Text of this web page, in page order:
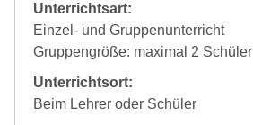
Unterrichtsart:
Einzel- und Gruppenunterricht
Gruppengröße: maximal 2 Schüler
Unterrichtsort:
Beim Lehrer oder Schüler